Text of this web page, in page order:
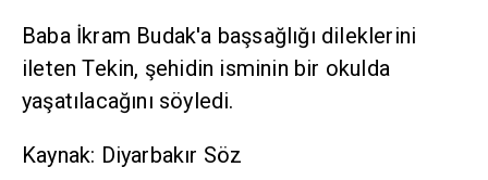
Baba İkram Budak'a başsağlığı dileklerini
ileten Tekin, şehidin isminin bir okulda
yaşatılacağını söyledi.
Kaynak: Diyarbakır Söz